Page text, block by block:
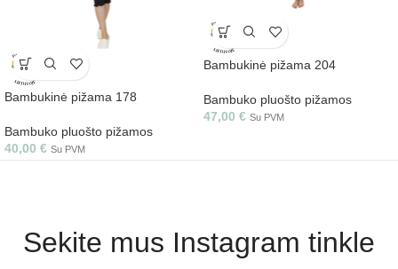
Bambukinė pižama 178
Bambuko pluošto pižamos
40,00 € Su PVM
Bambukinė pižama 204
Bambuko pluošto pižamos
47,00 € Su PVM
Sekite mus Instagram tinkle